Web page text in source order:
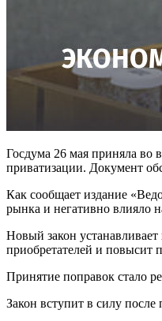
Госдума 26 мая приняла во
приватизации. Документ
Как сообщает издание
рынка и негативно влияло
Новый закон
приобретателей и повысит
Принятие поправок стало
Закон вступит в силу